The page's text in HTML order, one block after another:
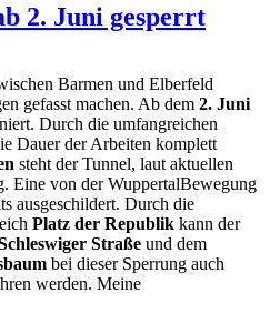
2. Juni gesperrt
Barmen und Elberfeld
gefasst machen. Ab dem 2. Juni
Durch die umfangreichen
Dauer der Arbeiten komplett
steht der Tunnel, laut aktuellen
Eine von der WuppertalBewegung
ausgeschildert. Durch die
Platz der Republik kann der
Straße und dem
bei dieser Sperrung auch
werden. Meine